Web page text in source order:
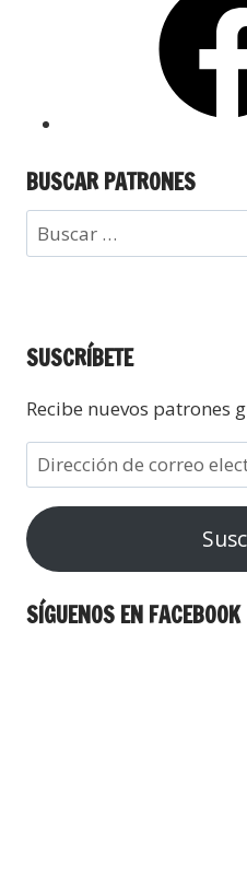
BUSCAR PATRONES
SUSCRÍBETE
Recibe nuevos patrones
SÍGUENOS EN FACEBOOK